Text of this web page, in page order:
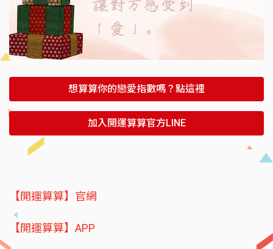
想算算你的戀愛指數嗎？點這裡
加入開運算算官方LINE
【開運算算】官網
【開運算算】APP